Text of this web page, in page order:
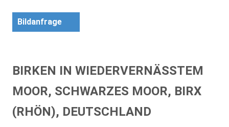
Bildanfrage
BIRKEN IN WIEDERVERNÄSSTEM
MOOR, SCHWARZES MOOR, BIRX
(RHÖN), DEUTSCHLAND